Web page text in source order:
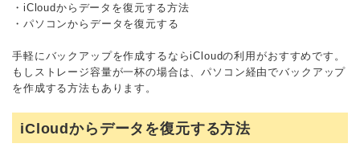
・iCloudからデータを復元する方法
・パソコンからデータを復元する
手軽にバックアップを作成するならiCloudの利用がおすすめです。
もしストレージ容量が一杯の場合は、パソコン経由でバックアップ
を作成する方法もあります。
iCloudからデータを復元する方法